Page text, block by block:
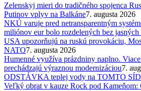
Zelenskyj mieri do tradičného spojenca
Putinov vplyv na Balkáne7. augusta 2026
NKÚ varuje pred netransparentným
miliónov eur bolo rozdelených bez
USA upozorňujú na ruskú provokáciu,
NATO7. augusta 2026
Humenné využíva prázdniny naplno.
prechádzajú výraznou modernizáciou7.
ODSTÁVKA teplej vody na TOMTO
Veľký obrat v kauze Rock pod Kameňom: